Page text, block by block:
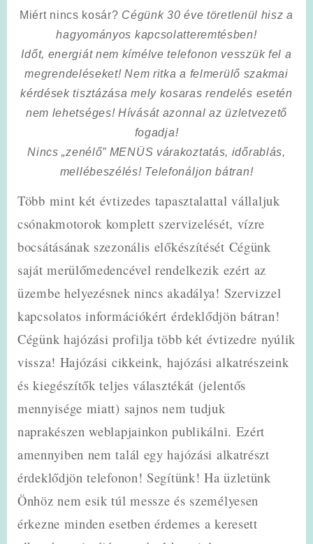
Miért nincs kosár? Cégünk 30 éve töretlenül hisz a
hagyományos kapcsolatteremtésben!
Időt, energiát nem kímélvetelefonon vesszük fel a
megrendeléseket! Nem ritka a felmerülő szakmai
kérdések tisztázása mely kosaras rendelés esetén
nem lehetséges! Hívását azonnal az üzletvezető
fogadja!
Nincs „zenélő” MENÜS várakoztatás, időrablás,
mellébeszélés! Telefonáljon bátran!
Több mint két évtizedes tapasztalattal vállaljuk
csónakmotorok komplett szervizelését, vízre
bocsátásának szezonális előkészítését Cégünk
saját merülőmedencével rendelkezik ezért az
üzembe helyezésnek nincs akadálya! Szervizzel
kapcsolatos információkért érdeklődjön bátran!
Cégünk hajózási profilja több két évtizedre nyúlik
vissza! Hajózási cikkeink, hajózási alkatrészeink
és kiegészítők teljes választékát (jelentős
mennyisége miatt) sajnos nem tudjuk
naprakészen weblapjainkon publikálni. Ezért
amennyiben nem talál egy hajózási alkatrészt
érdeklődjön telefonon! Segítünk! Ha üzletünk
Önhöz nem esik túl messze és személyesen
érkezne minden esetben érdemes a keresett